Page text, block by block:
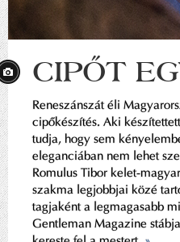
CIPŐT
Reneszánszát éli
cipőkészítés. Aki
tudja, hogy sem
eleganciában nem lehet
Romulus Tibor kelet-
szakma legjobbjai közé
tagjaként a legmagasabb
Gentleman Magazine